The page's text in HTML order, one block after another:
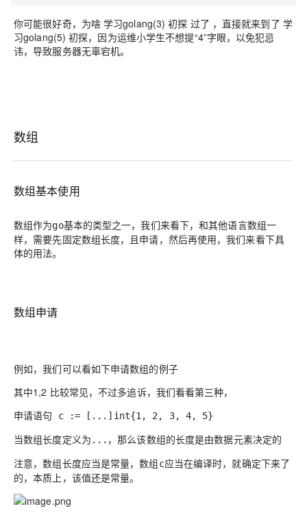
你可能很好奇，为啥学习golang(3) 初探 过了 ，直接就来到了 学
习golang(5) 初探，因为运维小学生不想提“4”字眼，以免犯忌
讳，导致服务器无辜宕机。
数组
数组基本使用
数组作为go基本的类型之一，我们来看下，和其他语言数组一
样，需要先固定数组长度，且申请，然后再使用，我们来看下具
体的用法。
数组申请
例如，我们可以看如下申请数组的例子
其中1,2 比较常见，不过多追诉，我们看看第三种，
申请语句 c := [...]int{1, 2, 3, 4, 5}
当数组长度定义为 ... ，那么该数组的长度是由数据元素决定的
注意，数组长度应当是常量，数组c应当在编译时，就确定下来了
的，本质上，该值还是常量。